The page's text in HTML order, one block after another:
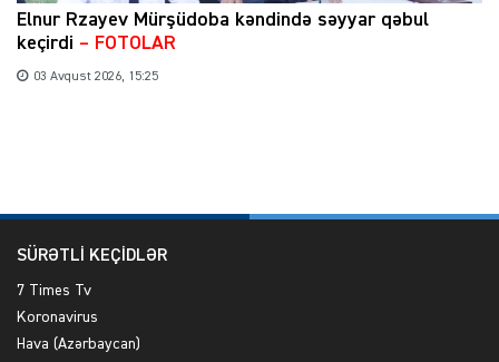
Elnur Rzayev Mürşüdoba kəndində səyyar qəbul
keçirdi – FOTOLAR
03 Avqust 2026, 15:25
SÜRƏTLİ KEÇİDLƏR
7 Times Tv
Koronavirus
Hava (Azərbaycan)